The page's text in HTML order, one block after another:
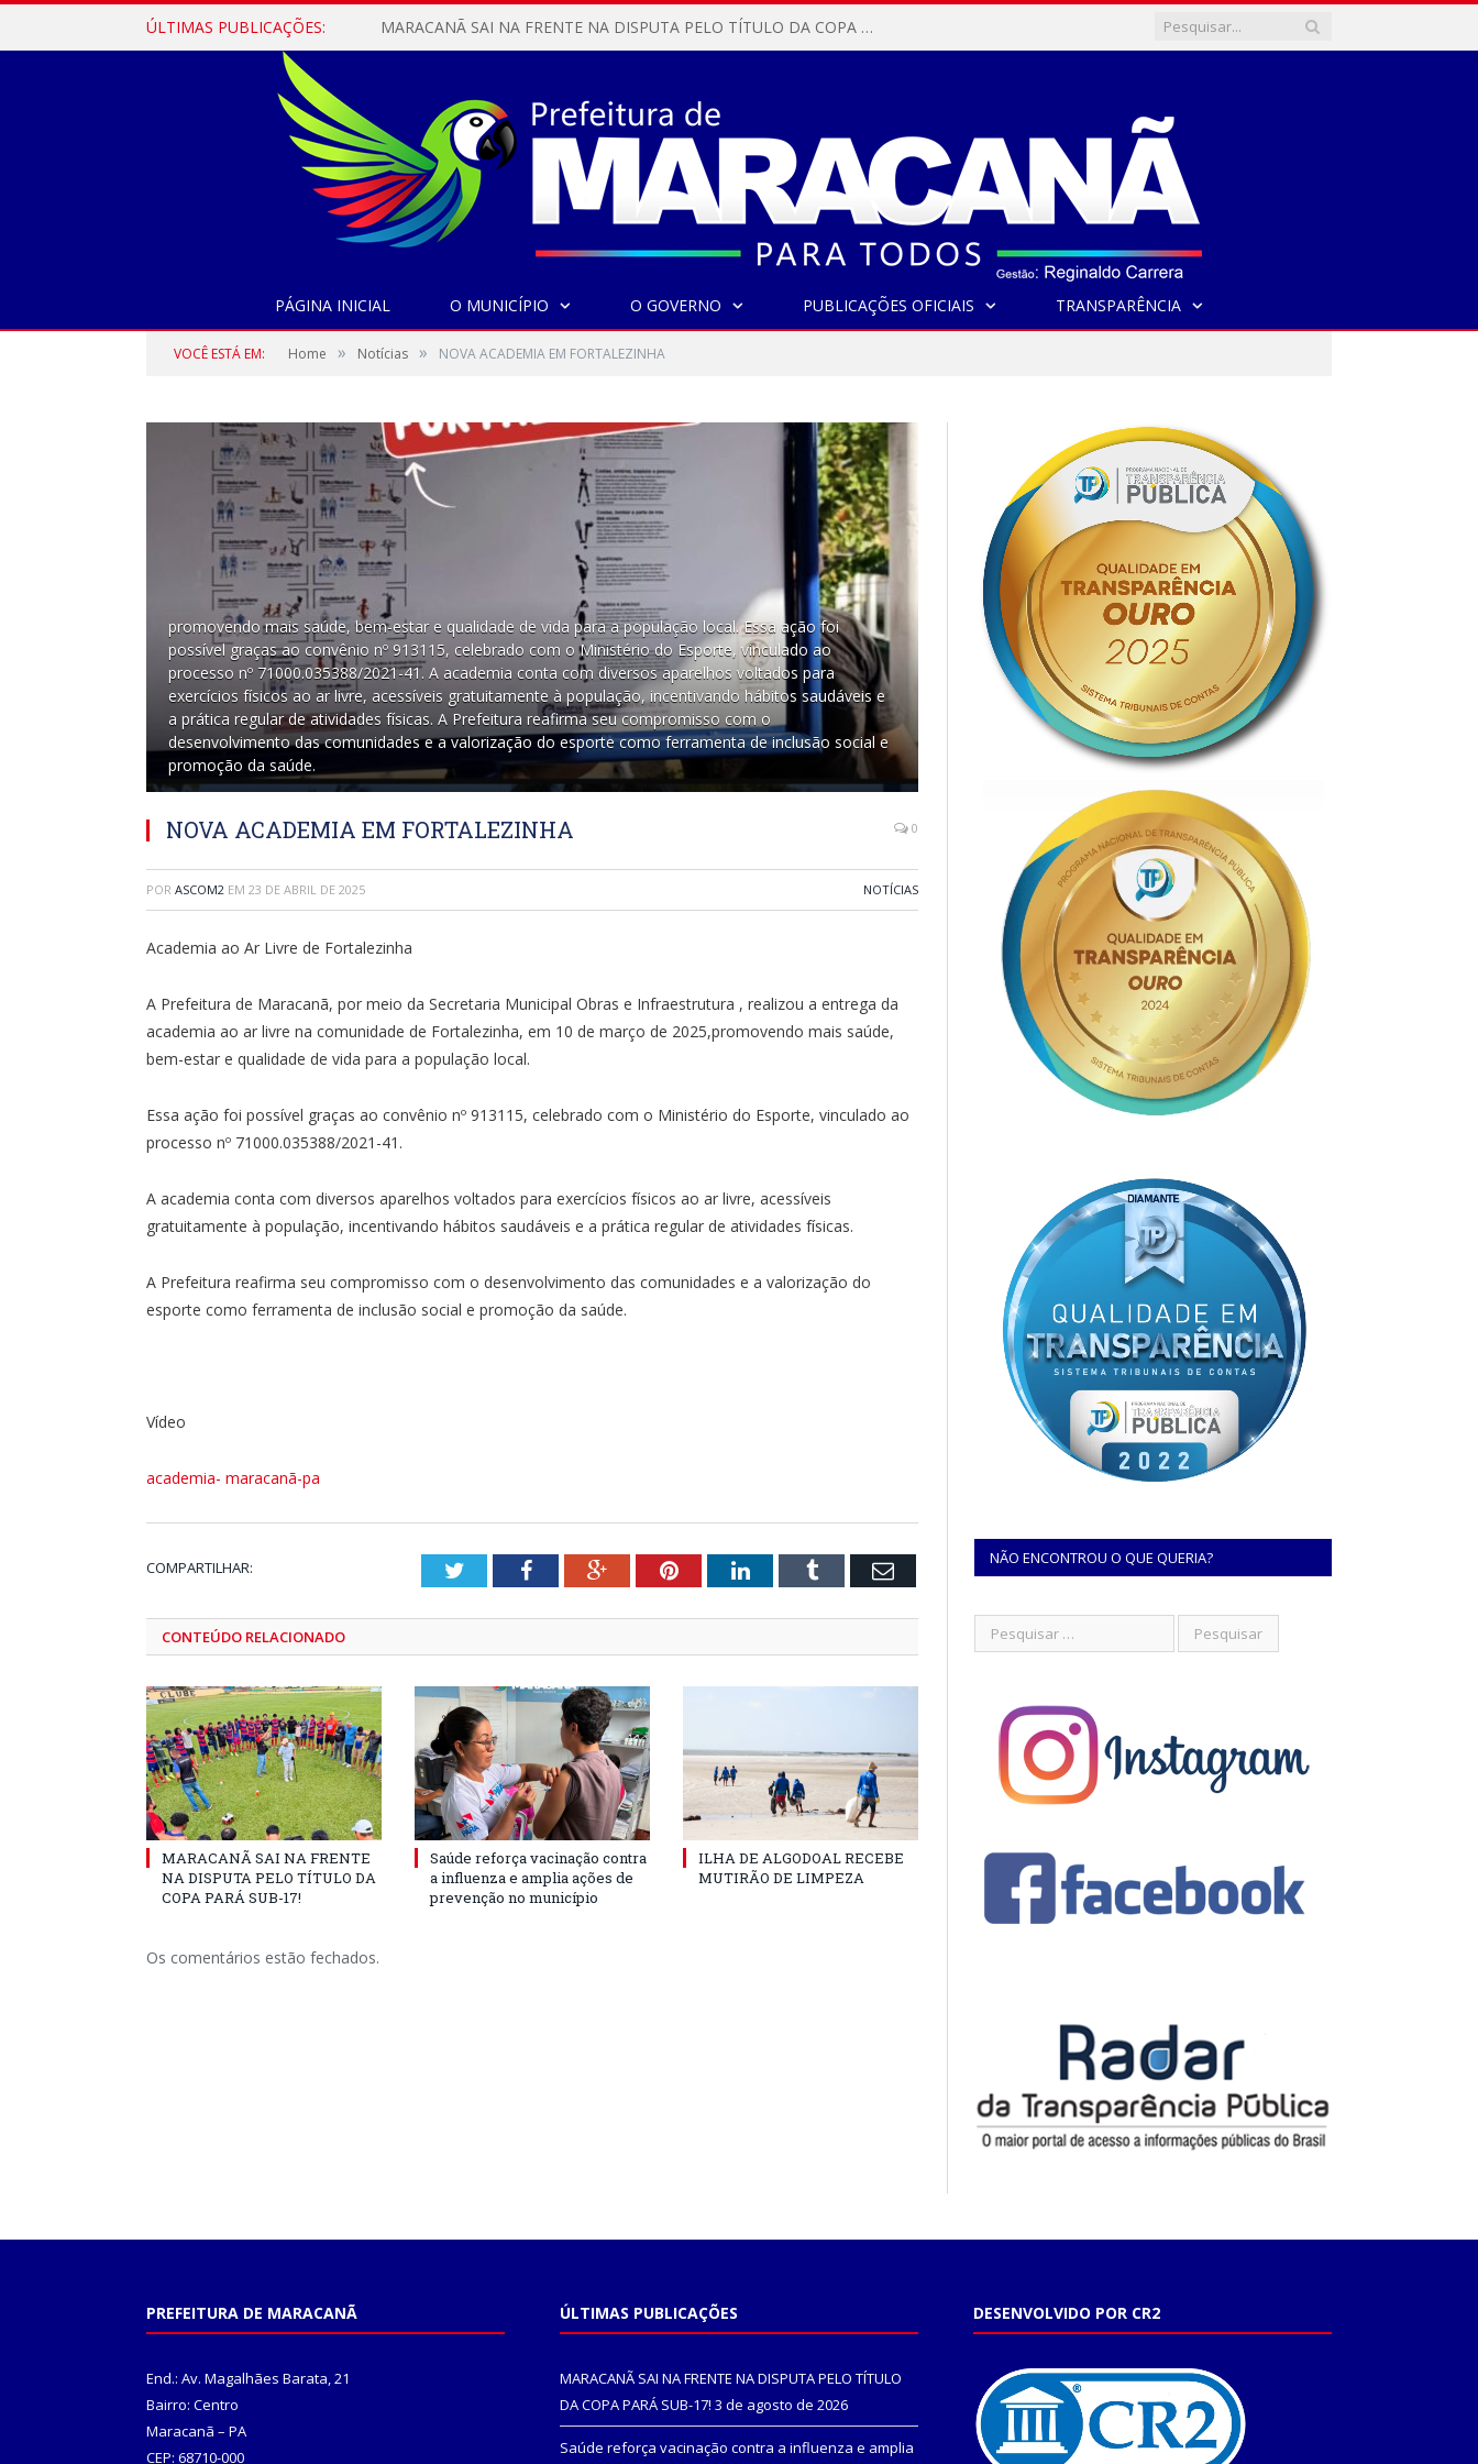
ÚLTIMAS PUBLICAÇÕES: MARACANÃ SAI NA FRENTE NA DISPUTA PELO TÍTULO DA COPA PARÁ SUB-17!
PÁGINA INICIAL O MUNICÍPIO O GOVERNO PUBLICAÇÕES OFICIAIS TRANSPARÊNCIA
VOCÊ ESTÁ EM: Home » Notícias » NOVA ACADEMIA EM FORTALEZINHA
promovendo mais saúde, bem-estar e qualidade de vida para a população local. Essa ação foi
possível graças ao convênio nº 913115, celebrado com o Ministério do Esporte, vinculado ao
processo nº 71000.035388/2021-41. A academia conta com diversos aparelhos voltados para
exercícios físicos ao ar livre, acessíveis gratuitamente à população, incentivando hábitos saudáveis e
a prática regular de atividades físicas. A Prefeitura reafirma seu compromisso com o
desenvolvimento das comunidades e a valorização do esporte como ferramenta de inclusão social e
promoção da saúde.
NOVA ACADEMIA EM FORTALEZINHA 0
POR ASCOM2 EM 23 DE ABRIL DE 2025 NOTÍCIAS
Academia ao Ar Livre de Fortalezinha
A Prefeitura de Maracanã, por meio da Secretaria Municipal Obras e Infraestrutura , realizou a entrega da
academia ao ar livre na comunidade de Fortalezinha, em 10 de março de 2025,promovendo mais saúde,
bem-estar e qualidade de vida para a população local.
Essa ação foi possível graças ao convênio nº 913115, celebrado com o Ministério do Esporte, vinculado ao
processo nº 71000.035388/2021-41.
A academia conta com diversos aparelhos voltados para exercícios físicos ao ar livre, acessíveis
gratuitamente à população, incentivando hábitos saudáveis e a prática regular de atividades físicas.
A Prefeitura reafirma seu compromisso com o desenvolvimento das comunidades e a valorização do
esporte como ferramenta de inclusão social e promoção da saúde.
Vídeo
academia- maracanã-pa
COMPARTILHAR: TwitterFacebookGoogle+PinterestLinkedInTumblr Email
CONTEÚDO RELACIONADO
MARACANÃ SAI NA FRENTE
NA DISPUTA PELO TÍTULO DA
COPA PARÁ SUB-17!
Saúde reforça vacinação contra
a influenza e amplia ações de
prevenção no município
ILHA DE ALGODOAL RECEBE
MUTIRÃO DE LIMPEZA
Os comentários estão fechados.
NÃO ENCONTROU O QUE QUERIA?
PREFEITURA DE MARACANÃ
End.: Av. Magalhães Barata, 21
Bairro: Centro
Maracanã – PA
CEP: 68710-000
ÚLTIMAS PUBLICAÇÕES
MARACANÃ SAI NA FRENTE NA DISPUTA PELO TÍTULO
DA COPA PARÁ SUB-17! 3 de agosto de 2026
Saúde reforça vacinação contra a influenza e amplia
DESENVOLVIDO POR CR2